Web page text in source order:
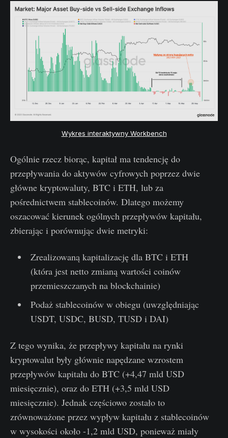
Wykres interaktywny Workbench
Ogólnie rzecz biorąc, kapitał ma tendencję do
przepływania do aktywów cyfrowych poprzez dwie
główne kryptowaluty, BTC i ETH, lub za
pośrednictwem stablecoinów. Dlatego możemy
oszacować kierunek ogólnych przepływów kapitału,
zbierając i porównując dwie metryki:
Zrealizowaną kapitalizację dla BTC i ETH
(która jest netto zmianą wartości coinów
przemieszczanych na blockchainie)
Podaż stablecoinów w obiegu (uwzględniając
USDT, USDC, BUSD, TUSD i DAI)
Z tego wynika, że przepływy kapitału na rynki
kryptowalut były głównie napędzane wzrostem
przepływów kapitału do BTC (+4,47 mld USD
miesięcznie), oraz do ETH (+3,5 mld USD
miesięcznie). Jednak częściowo zostało to
zrównoważone przez wypływ kapitału z stablecoinów
w wysokości około -1,2 mld USD, ponieważ miały